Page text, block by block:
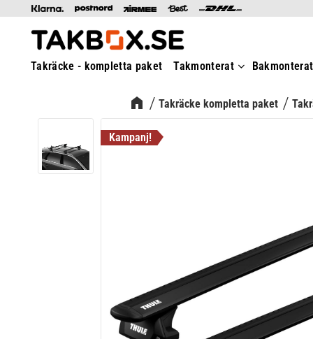
Takräcke - kompletta paket Takmonterat Bakmonterat
Takräcke kompletta paket